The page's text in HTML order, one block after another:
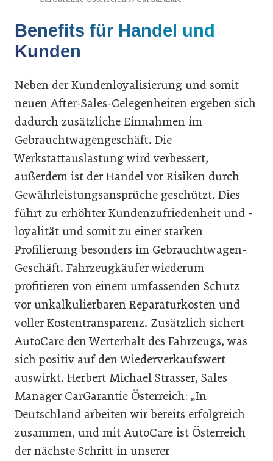
Benefits für Handel und
Kunden
Neben der Kundenloyalisierung und somit
neuen After-Sales-Gelegenheiten ergeben sich
dadurch zusätzliche Einnahmen im
Gebrauchtwagengeschäft. Die
Werkstattauslastung wird verbessert,
außerdem ist der Handel vor Risiken durch
Gewährleistungsansprüche geschützt. Dies
führt zu erhöhter Kundenzufriedenheit und -
loyalität und somit zu einer starken
Profilierung besonders im Gebrauchtwagen-
Geschäft. Fahrzeugkäufer wiederum
profitieren von einem umfassenden Schutz
vor unkalkulierbaren Reparaturkosten und
voller Kostentransparenz. Zusätzlich sichert
AutoCare den Werterhalt des Fahrzeugs, was
sich positiv auf den Wiederverkaufswert
auswirkt. Herbert Michael Strasser, Sales
Manager CarGarantie Österreich: „In
Deutschland arbeiten wir bereits erfolgreich
zusammen, und mit AutoCare ist Österreich
der nächste Schritt in unserer